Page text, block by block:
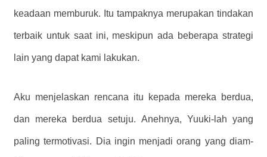
keadaan memburuk. Itu tampaknya merupakan tindakan
terbaik untuk saat ini, meskipun ada beberapa strategi
lain yang dapat kami lakukan.
Aku menjelaskan rencana itu kepada mereka berdua,
dan mereka berdua setuju. Anehnya, Yuuki-lah yang
paling termotivasi. Dia ingin menjadi orang yang diam-